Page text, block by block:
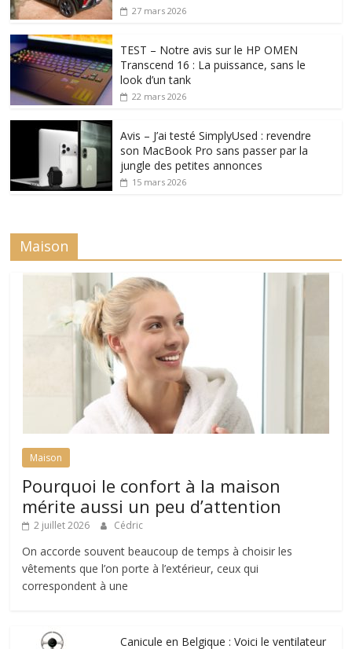
27 mars 2026
TEST – Notre avis sur le HP OMEN
Transcend 16 : La puissance, sans le
look d’un tank
22 mars 2026
Avis – J’ai testé SimplyUsed : revendre
son MacBook Pro sans passer par la
jungle des petites annonces
15 mars 2026
Maison
Maison
Pourquoi le confort à la maison
mérite aussi un peu d’attention
2 juillet 2026 Cédric
On accorde souvent beaucoup de temps à choisir les
vêtements que l’on porte à l’extérieur, ceux qui
correspondent à une
Canicule en Belgique : Voici le ventilateur